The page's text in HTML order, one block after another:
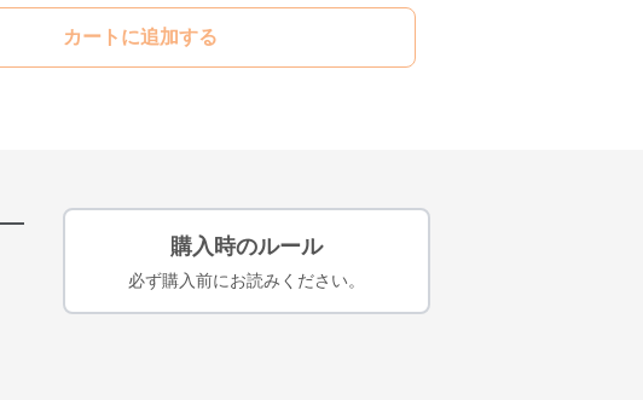
カートに追加する
購入時のルール
必ず購入前にお読みください。